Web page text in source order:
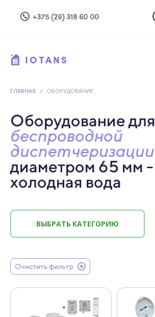
+375 (29) 318 60 00
IOTANS
ГЛАВНАЯ / ОБОРУДОВАНИЕ
Оборудование для
беспроводной
диспетчеризации
диаметром 65 мм -
холодная вода
ВЫБРАТЬ КАТЕГОРИЮ
Очистить фильтр